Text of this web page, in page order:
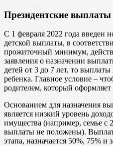
Президентские выплаты
С 1 февраля 2022 года введен
детской выплаты, в
прожиточный минимум,
заявления о назначении
детей от 3 до 7 лет, то
ребенка. Главное условие –
родителем, который оформляет
Основанием для назначения
является низкий уровень
имущества (например, семье с
выплаты не положены).
этапа, назначается 50%, 75% и